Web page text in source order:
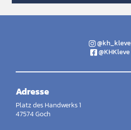
@kh_kleve
@KHKleve
Adresse
Platz des Handwerks 1
47574 Goch